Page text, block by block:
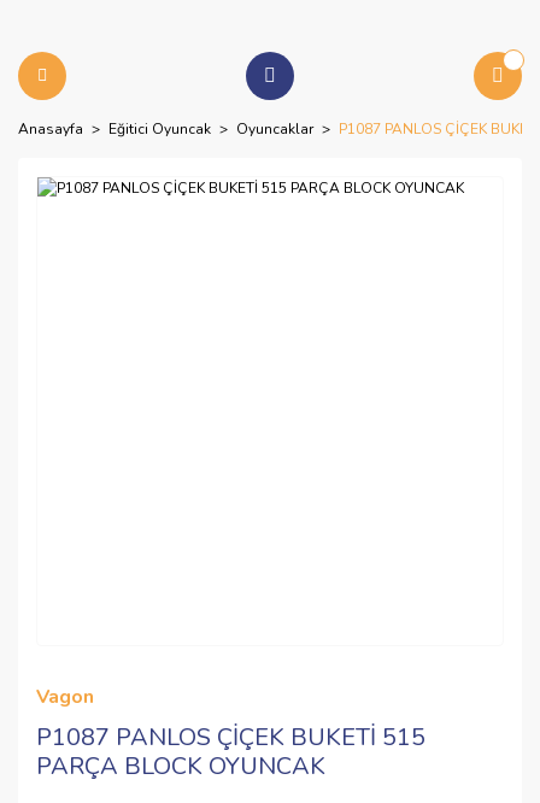
Anasayfa Eğitici Oyuncak Oyuncaklar P1087 PANLOS ÇİÇEK
Vagon
P1087 PANLOS ÇİÇEK BUKETİ 515
PARÇA BLOCK OYUNCAK